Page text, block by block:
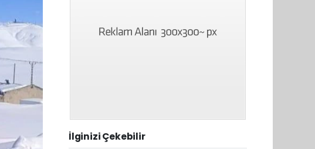
İlginizi Çekebilir